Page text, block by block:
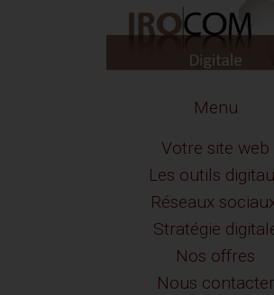
Menu
Votre site web
Les outils
Réseaux
Stratégie
Nos offres
Nous contacter